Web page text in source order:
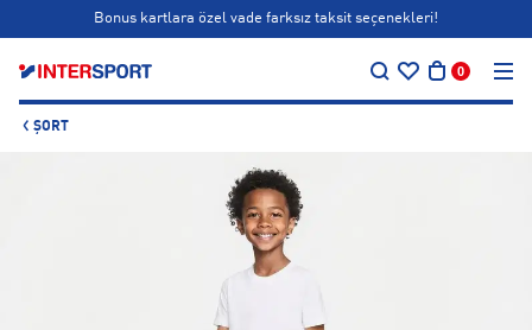
Bonus kartlara özel vade farksız taksit seçenekleri!
0
ŞORT